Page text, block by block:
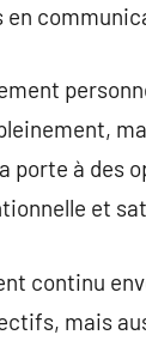
en
porte à
et
continu
mais